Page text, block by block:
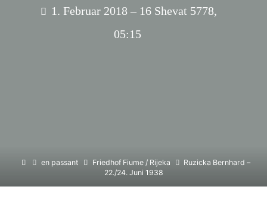
1. Februar 2018 – 16 Shevat 5778,
05:15
Homeen passant Friedhof Fiume / Rijeka
Ruzicka Bernhard –
22./24. Juni 1938